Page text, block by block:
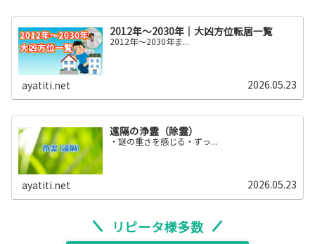
2012年～2030年｜大凶方位転居一覧
2012年〜2030年ま...
ayatiti.net 2026.05.23
遠隔の浄霊（除霊）
・謎の重さを感じる・ずっ...
ayatiti.net 2026.05.23
リピータ様多数